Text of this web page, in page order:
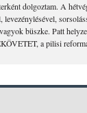
dolgoztam. A
büszke. Patt
a pilisi